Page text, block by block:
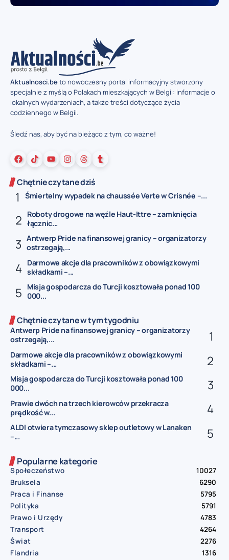
Aktualnosci.beto nowoczesny portal informacyjny stworzony
specjalnie z myślą o Polakach mieszkających w Belgii: informacje o
lokalnych wydarzeniach, a także treści dotyczące życia
codziennego w Belgii.
Śledź nas, aby być na bieżąco z tym, co ważne!
Chętnie czytane dziś
Śmiertelny wypadek na chaussée Verte w Crisnée –...
Roboty drogowe na węźle Haut-Ittre – zamknięcia
łącznic...
Antwerp Pride na finansowej granicy – organizatorzy
ostrzegają,...
Darmowe akcje dla pracowników z obowiązkowymi
składkami –...
Misja gospodarcza do Turcji kosztowała ponad 100
000...
Chętnie czytane w tym tygodniu
Antwerp Pride na finansowej granicy – organizatorzy
ostrzegają,...
Darmowe akcje dla pracowników z obowiązkowymi
składkami –...
Misja gospodarcza do Turcji kosztowała ponad 100
000...
Prawie dwóch na trzech kierowców przekracza
prędkość w...
ALDI otwiera tymczasowy sklep outletowy w Lanaken
–...
Popularne kategorie
Społeczeństwo
10027
Bruksela
6290
Praca i Finanse
5795
Polityka
5791
Prawo i Urzędy
4783
Transport
4264
Świat
2276
Flandria
1316